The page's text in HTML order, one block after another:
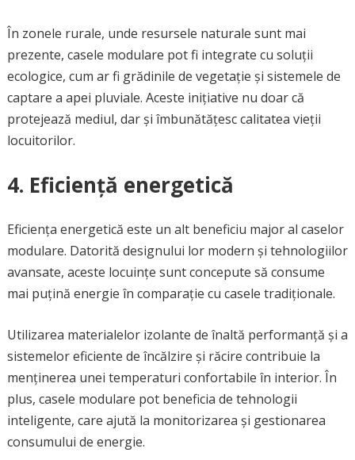
În zonele rurale, unde resursele naturale sunt mai
prezente, casele modulare pot fi integrate cu soluții
ecologice, cum ar fi grădinile de vegetație și sistemele de
captare a apei pluviale. Aceste inițiative nu doar că
protejează mediul, dar și îmbunătățesc calitatea vieții
locuitorilor.
4. Eficiență energetică
Eficiența energetică este un alt beneficiu major al caselor
modulare. Datorită designului lor modern și tehnologiilor
avansate, aceste locuințe sunt concepute să consume
mai puțină energie în comparație cu casele tradiționale.
Utilizarea materialelor izolante de înaltă performanță și a
sistemelor eficiente de încălzire și răcire contribuie la
menținerea unei temperaturi confortabile în interior. În
plus, casele modulare pot beneficia de tehnologii
inteligente, care ajută la monitorizarea și gestionarea
consumului de energie.